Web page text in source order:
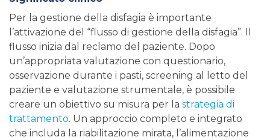
Per la gestione della disfagia è importante
l’attivazione del “flusso di gestione della disfagia”. Il
flusso inizia dal reclamo del paziente. Dopo
un’appropriata valutazione con questionario,
osservazione durante i pasti, screening al letto del
paziente e valutazione strumentale, è possibile
creare un obiettivo su misura per la strategia di
trattamento. Un approccio completo e integrato
che includa la riabilitazione mirata, l’alimentazione